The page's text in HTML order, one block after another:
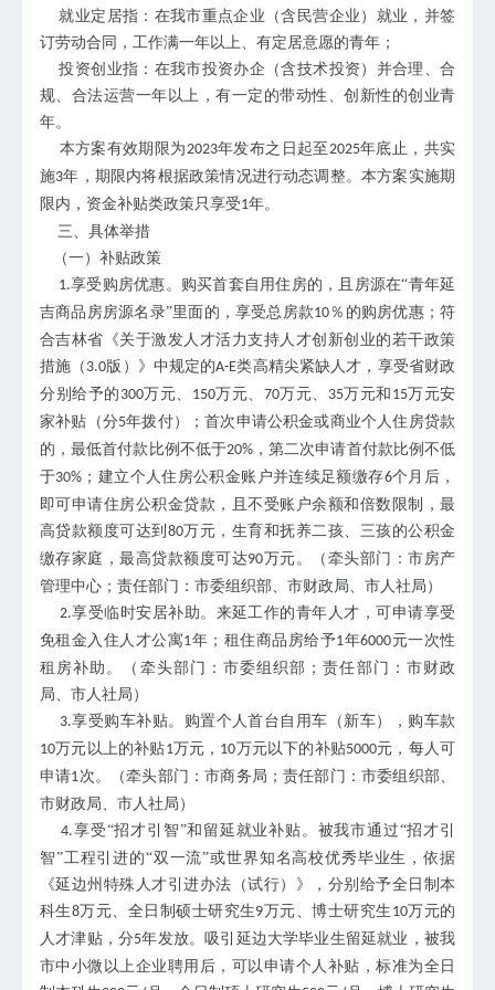
就业定居指：在我市重点企业（含民营企业）就业，并签
订劳动合同，工作满一年以上、有定居意愿的青年；
投资创业指：在我市投资办企（含技术投资）并合理、合
规、合法运营一年以上，有一定的带动性、创新性的创业青
年。
本方案有效期限为2023年发布之日起至 2025年底止，共实
施3年，期限内将根据政策情况进行动态调整。本方案实施期
限内，资金补贴类政策只享受1年。
三、具体举措
（一）补贴政策
1.享受购房优惠。购买首套自用住房的，且房源在“青年延
吉商品房房源名录”里面的，享受总房款10％的购房优惠；符
合吉林省《关于激发人才活力支持人才创新创业的若干政策
措施（ 3.0版）》中规定的A-E类高精尖紧缺人才，享受省财政
分别给予的 300万元、 150万元、 70万元、 35万元和 15万元安
家补贴（分5年拨付）；首次申请公积金或商业个人住房贷款
的，最低首付款比例不低于20%，第二次申请首付款比例不低
于30% ；建立个人住房公积金账户并连续足额缴存6个月后，
即可申请住房公积金贷款，且不受账户余额和倍数限制，最
高贷款额度可达到 80万元，生育和抚养二孩、三孩的公积金
缴存家庭，最高贷款额度可达90万元。（牵头部门：市房产
管理中心；责任部门：市委组织部、市财政局、市人社局）
2.享受临时安居补助。来延工作的青年人才，可申请享受
免租金入住人才公寓1年；租住商品房给予1年6000元一次性
租房补助。（牵头部门：市委组织部；责任部门：市财政
局、市人社局）
3.享受购车补贴。购置个人首台自用车（新车），购车款
10万元以上的补贴1万元， 10万元以下的补贴5000元，每人可
申请1次。（牵头部门：市商务局；责任部门：市委组织部、
市财政局、市人社局）
4.享受“招才引智”和留延就业补贴。被我市通过“招才引
智”工程引进的“双一流”或世界知名高校优秀毕业生，依据
《延边州特殊人才引进办法（试行）》，分别给予全日制本
科生8万元、全日制硕士研究生9万元、博士研究生 10万元的
人才津贴，分5年发放。吸引延边大学毕业生留延就业，被我
市中小微以上企业聘用后，可以申请个人补贴，标准为全日